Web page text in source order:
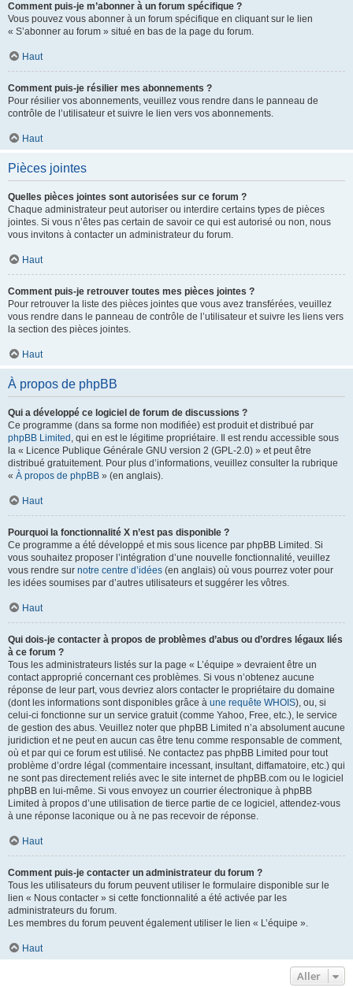
Comment puis-je m’abonner à un forum spécifique ?
Vous pouvez vous abonner à un forum spécifique en cliquant sur le lien
« S’abonner au forum » situé en bas de la page du forum.
Haut
Comment puis-je résilier mes abonnements ?
Pour résilier vos abonnements, veuillez vous rendre dans le panneau de
contrôle de l’utilisateur et suivre le lien vers vos abonnements.
Haut
Pièces jointes
Quelles pièces jointes sont autorisées sur ce forum ?
Chaque administrateur peut autoriser ou interdire certains types de pièces
jointes. Si vous n’êtes pas certain de savoir ce qui est autorisé ou non, nous
vous invitons à contacter un administrateur du forum.
Haut
Comment puis-je retrouver toutes mes pièces jointes ?
Pour retrouver la liste des pièces jointes que vous avez transférées, veuillez
vous rendre dans le panneau de contrôle de l’utilisateur et suivre les liens vers
la section des pièces jointes.
Haut
À propos de phpBB
Qui a développé ce logiciel de forum de discussions ?
Ce programme (dans sa forme non modifiée) est produit et distribué par
phpBB Limited , qui en est le légitime propriétaire. Il est rendu accessible sous
la « Licence Publique Générale GNU version 2 (GPL-2.0) » et peut être
distribué gratuitement. Pour plus d’informations, veuillez consulter la rubrique
« À propos de phpBB » (en anglais).
Haut
Pourquoi la fonctionnalité X n’est pas disponible ?
Ce programme a été développé et mis sous licence par phpBB Limited. Si
vous souhaitez proposer l’intégration d’une nouvelle fonctionnalité, veuillez
vous rendre sur notre centre d’idées (en anglais) où vous pourrez voter pour
les idées soumises par d’autres utilisateurs et suggérer les vôtres.
Haut
Qui dois-je contacter à propos de problèmes d’abus ou d’ordres légaux liés
à ce forum ?
Tous les administrateurs listés sur la page « L’équipe » devraient être un
contact approprié concernant ces problèmes. Si vous n’obtenez aucune
réponse de leur part, vous devriez alors contacter le propriétaire du domaine
(dont les informations sont disponibles grâce à une requête WHOIS), ou, si
celui-ci fonctionne sur un service gratuit (comme Yahoo, Free, etc.), le service
de gestion des abus. Veuillez noter que phpBB Limited n’a absolument aucune
juridiction et ne peut en aucun cas être tenu comme responsable de comment,
où et par qui ce forum est utilisé. Ne contactez pas phpBB Limited pour tout
problème d’ordre légal (commentaire incessant, insultant, diffamatoire, etc.) qui
ne sont pas directement reliés avec le site internet de phpBB.com ou le logiciel
phpBB en lui-même. Si vous envoyez un courrier électronique à phpBB
Limited à propos d’une utilisation de tierce partie de ce logiciel, attendez-vous
à une réponse laconique ou à ne pas recevoir de réponse.
Haut
Comment puis-je contacter un administrateur du forum ?
Tous les utilisateurs du forum peuvent utiliser le formulaire disponible sur le
lien « Nous contacter » si cette fonctionnalité a été activée par les
administrateurs du forum.
Les membres du forum peuvent également utiliser le lien « L’équipe ».
Haut
Aller